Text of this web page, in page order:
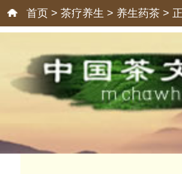
首页 > 茶疗养生 > 养生药茶 >